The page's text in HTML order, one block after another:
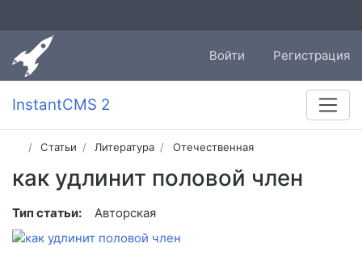
Войти Регистрация
InstantCMS 2
Статьи Литература Отечественная
как удлинит половой член
Тип статьи: Авторская